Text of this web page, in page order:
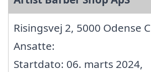
Risingsvej 2, 5000 Odense C
Ansatte:
Startdato: 06. marts 2024,